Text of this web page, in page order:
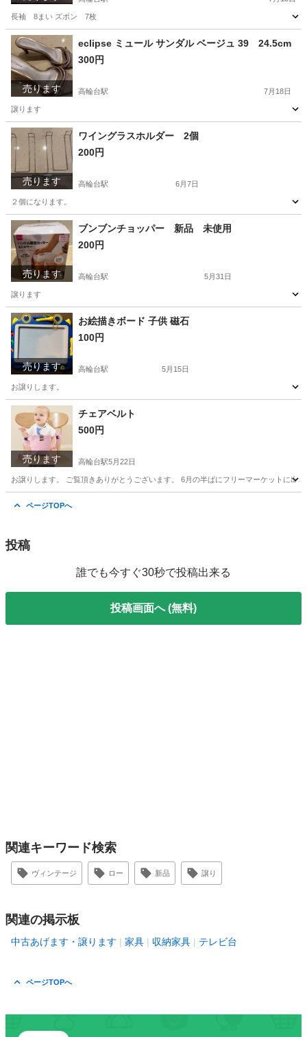
長袖 8まい ズボン 7枚
東京 品川区 キッズ用品
売ります
eclipse ミュール サンダル ベージュ 39 24.5cm
300円
高輪台駅 7月18日
譲ります
東京 品川区 高輪台駅 靴
売ります
ワイングラスホルダー 2個
200円
高輪台駅 6月7日
２個になります。
東京 品川区 高輪台駅 収納家具
売ります
ブンブンチョッパー 新品 未使用
200円
高輪台駅 5月31日
譲ります
東京 品川区 高輪台駅 調理器具
売ります
お絵描きボード 子供 磁石
100円
高輪台駅 5月15日
お譲りします。
東京 品川区 高輪台駅
売ります
チェアベルト
500円
高輪台駅5月22日
お譲りします。 ご覧頂きありがとうございます。 6月の半ばにフリーマーケットに出
ページTOPへ
投稿
誰でも今すぐ30秒で投稿出来る
投稿画面へ (無料)
関連キーワード検索
ヴィンテージ ロー 新品 譲り
関連の掲示板
中古あげます・譲ります 家具 収納家具 テレビ台
ページTOPへ